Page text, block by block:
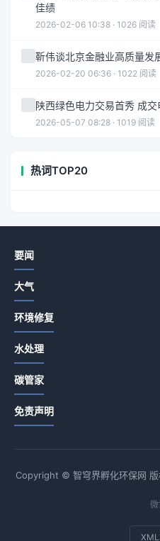
佳绩
2026-02-06 10:38 · 1026 阅读
靳伟谈北京金融业高质量发
2026-02-20 06:36 · 1022 阅读
陕西绿色电力交易首秀 成
2026-05-07 08:28 · 1019 阅读
热词TOP20
要闻
大气
环境修复
水处理
碳管家
免责声明
Copyright © 智穹界孵化环保网 版
XML